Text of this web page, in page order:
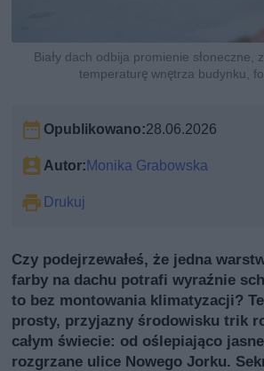
Biały dach odbija promienie słoneczne,
temperaturę wnętrza budynku,
Opublikowano:28.06.2026
Autor:Monika Grabowska
Drukuj
Czy podejrzewałeś, że jedna
farby na dachu potrafi wyraźnie
to bez montowania klimatyzacji?
prosty, przyjazny środowisku trik
całym świecie: od oślepiająco
rozgrzane ulice Nowego Jorku.